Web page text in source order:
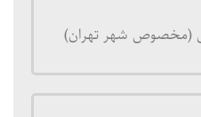
(مخصوص شهر تهران)